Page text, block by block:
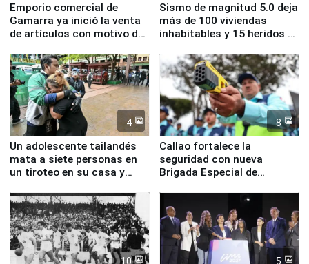
Emporio comercial de
Gamarra ya inició la venta
de artículos con motivo de
Sismo de magnitud 5.0 deja
más de 100 viviendas
inhabitables y 15 heridos en
4
Un adolescente tailandés
mata a siete personas en
un tiroteo en su casa y
8
Callao fortalece la
seguridad con nueva
Brigada Especial de
equipamiento para
Serenazgo
10 5